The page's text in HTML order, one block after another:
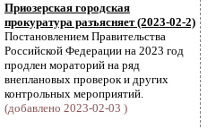
Приозерская городская
прокуратура разъясняет (2023-02-2)
Постановлением Правительства
Российской Федерации на 2023 год
продлен мораторий на ряд
внеплановых проверок и других
контрольных мероприятий.
(добавлено 2023-02-03 )